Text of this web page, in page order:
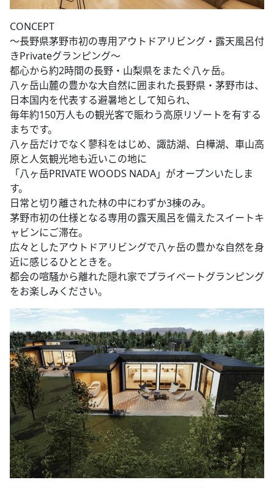
CONCEPT
～長野県茅野市初の専用アウトドアリビング・露天風呂付
きPrivateグランピング～
都心から約2時間の長野・山梨県をまたぐ八ヶ岳。
八ヶ岳山麓の豊かな大自然に囲まれた長野県・茅野市は、
日本国内を代表する避暑地として知られ、
毎年約150万人もの観光客で賑わう高原リゾートを有する
まちです。
八ヶ岳だけでなく蓼科をはじめ、諏訪湖、白樺湖、車山高
原と人気観光地も近いこの地に
「八ヶ岳PRIVATE WOODS NADA」がオープンいたしま
す。
日常と切り離された林の中にわずか3棟のみ。
茅野市初の仕様となる専用の露天風呂を備えたスイートキ
ャビンにご滞在。
広々としたアウトドアリビングで八ヶ岳の豊かな自然を身
近に感じるひとときを。
都会の喧騒から離れた隠れ家でプライベートグランピング
をお楽しみください。